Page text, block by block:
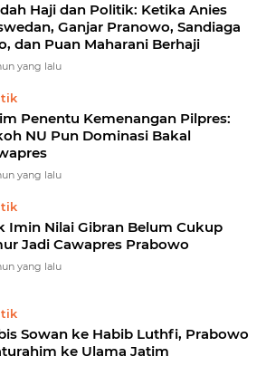
Haji dan Politik: Ketika Anies
Ganjar Pranowo, Sandiaga
dan Puan Maharani Berhaji
yang lalu
Penentu Kemenangan Pilpres:
NU Pun Dominasi Bakal
yang lalu
Imin Nilai Gibran Belum Cukup
Jadi Cawapres Prabowo
yang lalu
Sowan ke Habib Luthfi, Prabowo
Silaturahim ke Ulama Jatim